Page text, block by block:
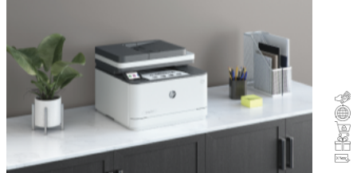
Reprise
Acheter & tester
Cadeau avec l'achat
Garantie